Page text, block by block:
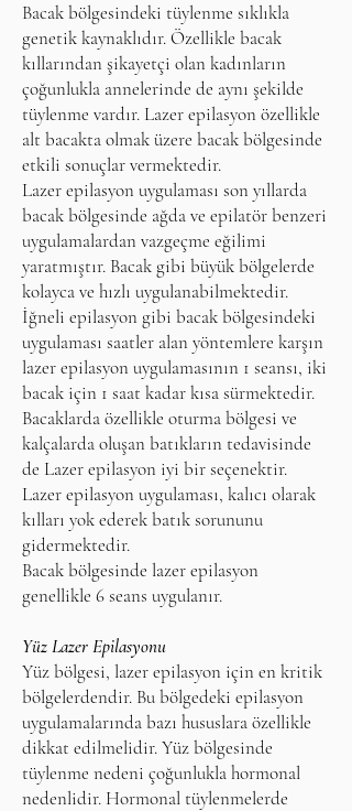
Bacak bölgesindeki tüylenme sıklıkla
genetik kaynaklıdır. Özellikle bacak
kıllarından şikayetçi olan kadınların
çoğunlukla annelerinde de aynı şekilde
tüylenme vardır. Lazer epilasyon özellikle
alt bacakta olmak üzere bacak bölgesinde
etkili sonuçlar vermektedir.
Lazer epilasyon uygulaması son yıllarda
bacak bölgesinde ağda ve epilatör benzeri
uygulamalardan vazgeçme eğilimi
yaratmıştır. Bacak gibi büyük bölgelerde
kolayca ve hızlı uygulanabilmektedir.
İğneli epilasyon gibi bacak bölgesindeki
uygulaması saatler alan yöntemlere karşın
lazer epilasyon uygulamasının 1 seansı, iki
bacak için 1 saat kadar kısa sürmektedir.
Bacaklarda özellikle oturma bölgesi ve
kalçalarda oluşan batıkların tedavisinde
de Lazer epilasyon iyi bir seçenektir.
Lazer epilasyon uygulaması, kalıcı olarak
kılları yok ederek batık sorununu
gidermektedir.
Bacak bölgesinde lazer epilasyon
genellikle 6 seans uygulanır.
Yüz Lazer Epilasyonu
Yüz bölgesi, lazer epilasyon için en kritik
bölgelerdendir. Bu bölgedeki epilasyon
uygulamalarında bazı hususlara özellikle
dikkat edilmelidir. Yüz bölgesinde
tüylenme nedeni çoğunlukla hormonal
nedenlidir. Hormonal tüylenmelerde